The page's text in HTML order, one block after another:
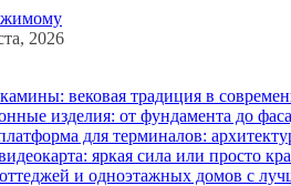
2026
вековая традиция в
изделия: от фундамента до
для терминалов:
яркая сила или просто
и одноэтажных домов с